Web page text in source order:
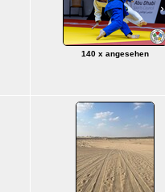
140 x angesehen